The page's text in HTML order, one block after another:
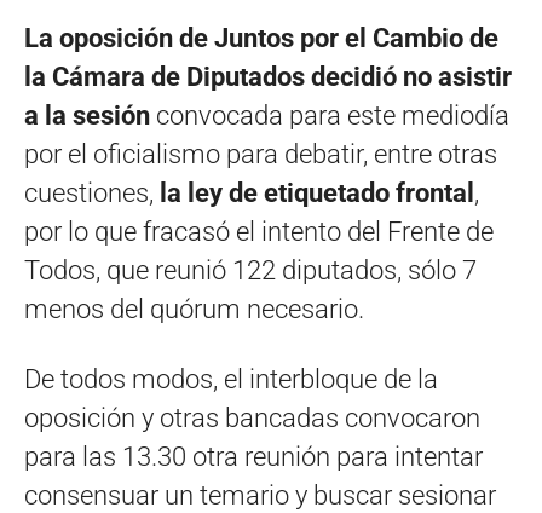
La oposición de Juntos por el Cambio de
la Cámara de Diputados decidió no asistir
a la sesión convocada para este mediodía
por el oficialismo para debatir, entre otras
cuestiones, la ley de etiquetado frontal ,
por lo que fracasó el intento del Frente de
Todos, que reunió 122 diputados, sólo 7
menos del quórum necesario.
De todos modos, el interbloque de la
oposición y otras bancadas convocaron
para las 13.30 otra reunión para intentar
consensuar un temario y buscar sesionar